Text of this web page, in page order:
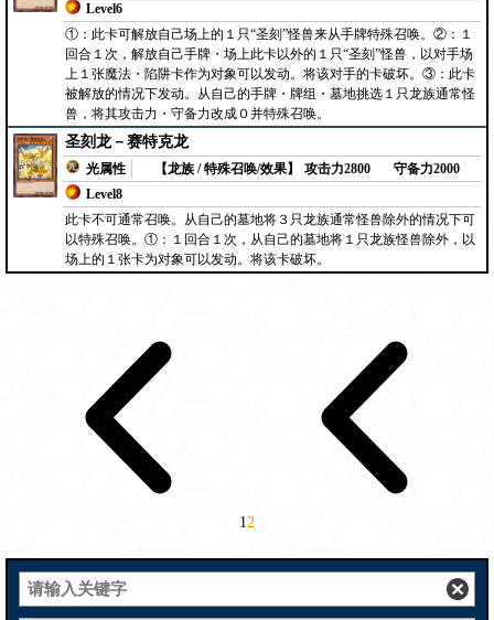
Level6
①：此卡可解放自己场上的１只“圣刻”怪兽来从手牌特殊召唤。②：１
回合１次，解放自己手牌・场上此卡以外的１只“圣刻”怪兽，以对手场
上１张魔法・陷阱卡作为对象可以发动。将该对手的卡破坏。③：此卡
被解放的情况下发动。从自己的手牌・牌组・墓地挑选１只龙族通常怪
兽，将其攻击力・守备力改成０并特殊召唤。
圣刻龙－赛特克龙
光属性
【龙族 / 特殊召唤/效果】
Level8
攻击力2800 守备力2000
此卡不可通常召唤。从自己的墓地将３只龙族通常怪兽除外的情况下可
以特殊召唤。①：１回合１次，从自己的墓地将１只龙族怪兽除外，以
场上的１张卡为对象可以发动。将该卡破坏。
12